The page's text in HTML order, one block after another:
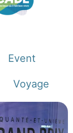
Event
Voyage